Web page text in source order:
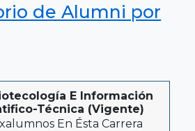
de Alumni por
E Información
Técnica (Vigente)
En Ésta Carrera